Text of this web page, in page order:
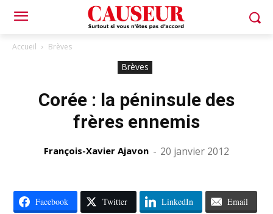
Accueil Brèves
Brèves
Corée : la péninsule des
frères ennemis
François-Xavier Ajavon - 20 janvier 2012
Facebook Twitter LinkedIn Email